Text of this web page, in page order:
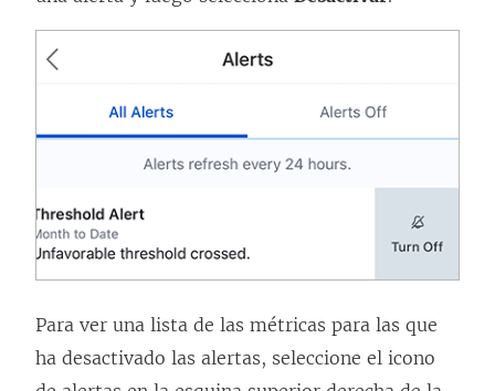
Para ver una lista de las métricas para las que
ha desactivado las alertas, seleccione el icono